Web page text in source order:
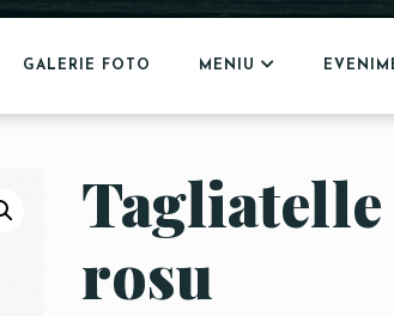
GALERIE FOTO MENIU
rosu